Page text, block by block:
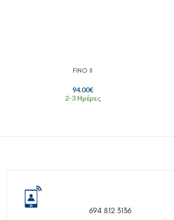
FINO II
94.00€
2-3 Ημέρες
694 812 3136